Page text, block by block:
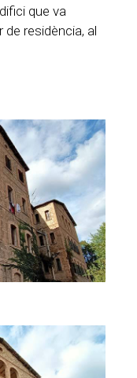
que va
de residència, al